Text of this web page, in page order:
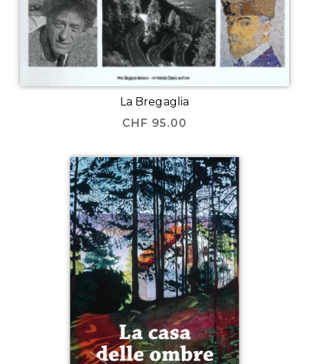
La Bregaglia
CHF 95.00